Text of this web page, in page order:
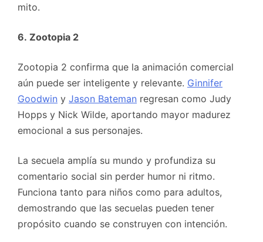
mito.
6. Zootopia 2
Zootopia 2 confirma que la animación comercial
aún puede ser inteligente y relevante. Ginnifer
Goodwin y Jason Bateman regresan como Judy
Hopps y Nick Wilde, aportando mayor madurez
emocional a sus personajes.
La secuela amplía su mundo y profundiza su
comentario social sin perder humor ni ritmo.
Funciona tanto para niños como para adultos,
demostrando que las secuelas pueden tener
propósito cuando se construyen con intención.